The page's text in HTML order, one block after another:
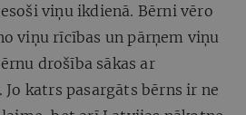
viņu ikdienā. Bērni vēro
viņu rīcības un pārņem viņu
drošība sākas ar
katrs pasargāts bērns ir ne